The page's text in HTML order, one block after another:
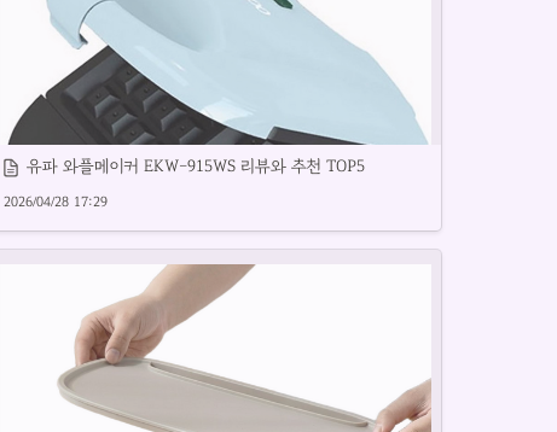
두유 죽메이커 추천 제품과 사용 후기를 소개합니다.
사용자 편의성 높은 와플메이커 제품을 소개합니다.
유파 와플메이커 EKW-915WS 리뷰와 추천 TOP5
2026/04/28 17:29